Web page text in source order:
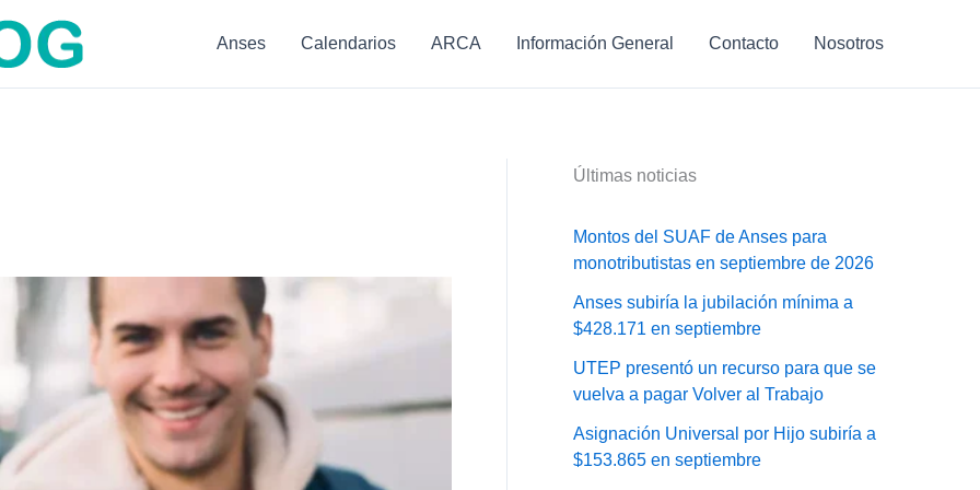
Anses Calendarios ARCA Información General Contacto Nosotros
Últimas noticias
Montos del SUAF de Anses para
monotributistas en septiembre de 2026
Anses subiría la jubilación mínima a
$428.171 en septiembre
UTEP presentó un recurso para que se
vuelva a pagar Volver al Trabajo
Asignación Universal por Hijo subiría a
$153.865 en septiembre